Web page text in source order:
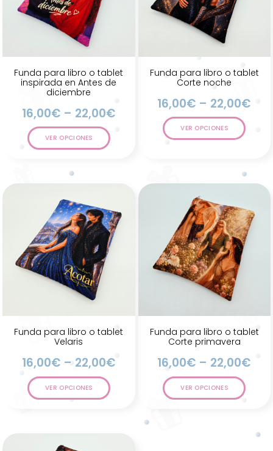
Funda para libro o tablet
inspirada en Antes de
diciembre
16,00€ – 22,00€
VER OPCIONES
Funda para libro o tablet
Corte noche
16,00€ – 22,00€
VER OPCIONES
Funda para libro o tablet
Velaris
16,00€ – 22,00€
VER OPCIONES
Funda para libro o tablet
Corte primavera
16,00€ – 22,00€
VER OPCIONES